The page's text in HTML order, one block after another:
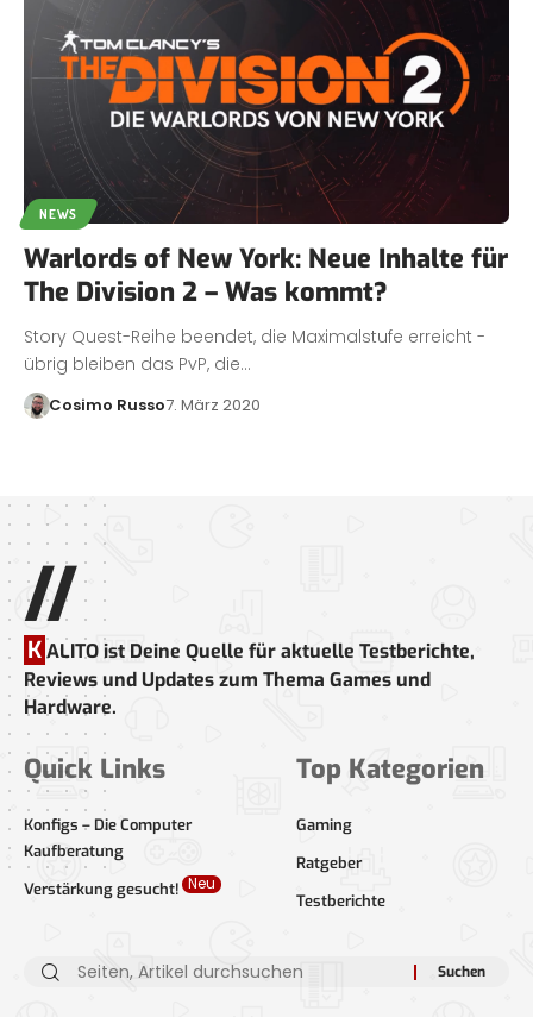
NEWS
Warlords of New York: Neue Inhalte für
The Division 2 – Was kommt?
Story Quest-Reihe beendet, die Maximalstufe erreicht -
übrig bleiben das PvP, die…
Cosimo Russo7. März 2020
//
KALITO ist Deine Quelle für aktuelle Testberichte,
Reviews und Updates zum Thema Games und
Hardware.
Quick Links
Konfigs – Die Computer
Kaufberatung
Verstärkung gesucht! Neu
Top Kategorien
Gaming
Ratgeber
Testberichte
Suche